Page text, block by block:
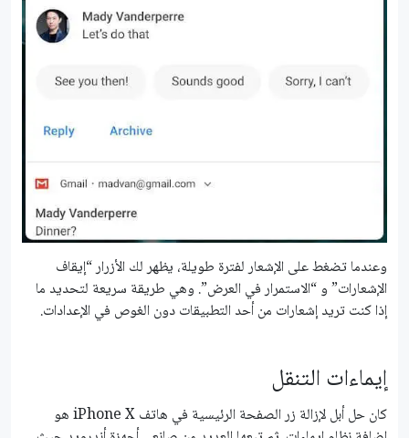
وعندما تضغط على الإشعار لفترة طويلة، يظهر لك الأزرار “إيقاف
الإشعارات” و “الاستمرار في العرض”. وهي طريقة سريعة لتحديد ما
إذا كنت تريد إشعارات من أحد التطبيقات دون الغوص في الإعدادات.
إيماءات التنقل
كان حل أبل لإزالة زر الصفحة الرئيسية في هاتف iPhone X هو